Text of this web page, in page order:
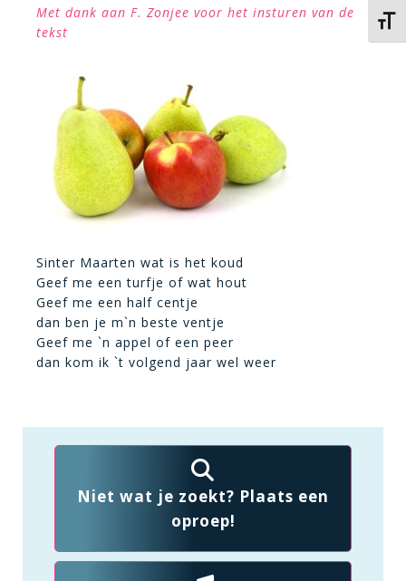
Met dank aan F. Zonjee voor het insturen van de
tekst
Sinter Maarten wat is het koud
Geef me een turfje of wat hout
Geef me een half centje
dan ben je m`n beste ventje
Geef me `n appel of een peer
dan kom ik `t volgend jaar wel weer
Niet wat je zoekt? Plaats een
oproep!